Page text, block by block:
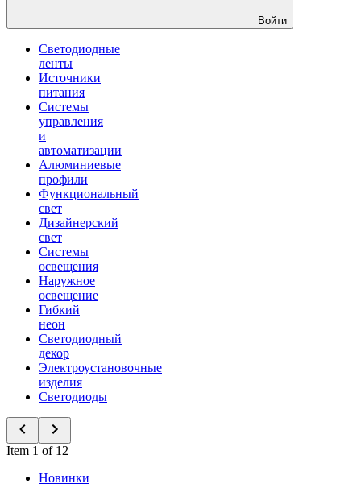
Войти
Светодиодные
ленты
Источники
питания
Системы
управления
и
автоматизации
Алюминиевые
профили
Функциональный
свет
Дизайнерский
свет
Системы
освещения
Наружное
освещение
Гибкий
неон
Светодиодный
декор
Электроустановочные
изделия
Светодиоды
Item 1 of 12
Новинки